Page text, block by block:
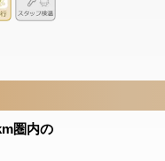
圏内の